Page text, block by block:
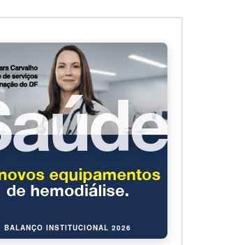
BALANÇO INSTITUCIONAL 2026